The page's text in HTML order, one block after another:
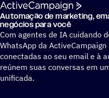
Pular para o conteúdo
Elimine 13 horas de trabalho
Automação de marketing,
negócios para você
Com agentes de IA cuidando
WhatsApp da
conectadas ao seu email e à
reúnem suas conversas em
unificada.